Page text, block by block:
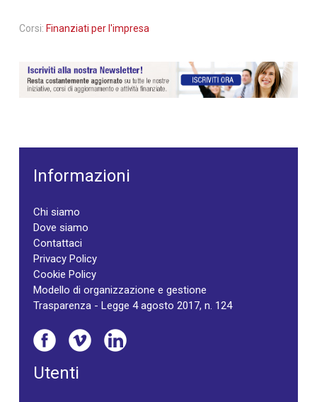
Corsi: Finanziati per l'impresa
Informazioni
Chi siamo
Dove siamo
Contattaci
Privacy Policy
Cookie Policy
Modello di organizzazione e gestione
Trasparenza - Legge 4 agosto 2017, n. 124
Utenti